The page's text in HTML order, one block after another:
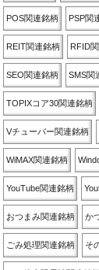
POS関連銘柄 PSP関
REIT関連銘柄 RFID
SEO関連銘柄 SMS関
TOPIXコア30関連銘柄
Vチューバー関連銘柄
WiMAX関連銘柄
YouTube関連銘柄
おつまみ関連銘柄 か
ごみ処理関連銘柄 そ